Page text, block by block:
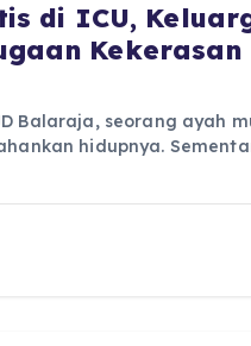
di ICU,
Kekerasan
Balaraja, seorang ayah
hidupnya.